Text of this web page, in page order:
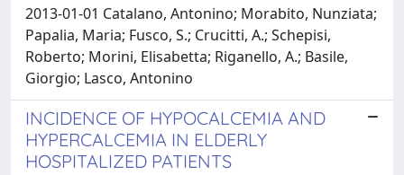
2013-01-01 Catalano, Antonino; Morabito, Nunziata;
Papalia, Maria; Fusco, S.; Crucitti, A.; Schepisi,
Roberto; Morini, Elisabetta; Riganello, A.; Basile,
Giorgio; Lasco, Antonino
INCIDENCE OF HYPOCALCEMIA AND
HYPERCALCEMIA IN ELDERLY
HOSPITALIZED PATIENTS